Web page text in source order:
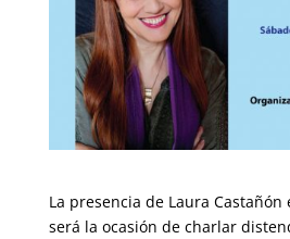
La presencia de Laura
será la ocasión de charlar